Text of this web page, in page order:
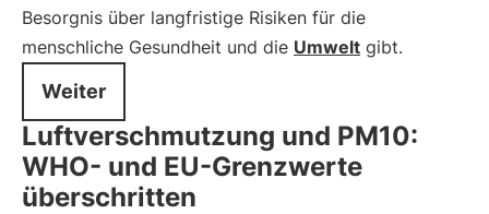
Besorgnis über langfristige Risiken für die
menschliche Gesundheit und die Umwelt gibt.
Weiter
Luftverschmutzung und PM10:
WHO- und EU-Grenzwerte
überschritten